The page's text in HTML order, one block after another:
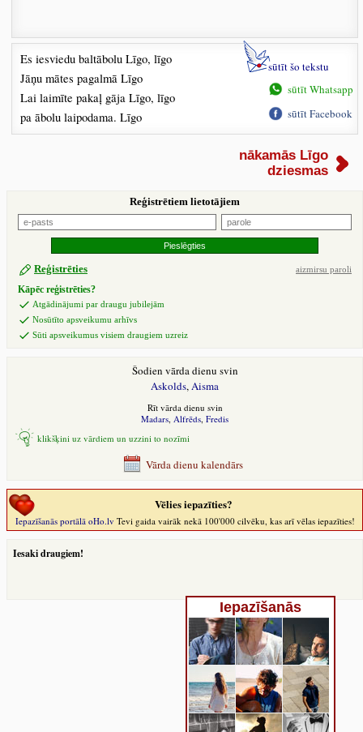
Es iesviedu baltābolu Līgo, līgo
Jāņu mātes pagalmā Līgo
Lai laimīte pakaļ gāja Līgo, līgo
pa ābolu laipodama. Līgo
sūtīt šo tekstu
sūtīt Whatsapp
sūtīt Facebook
nākamās Līgo
dziesmas
Reģistrētiem lietotājiem
Reģistrēties aizmirsu paroli
Kāpēc reģistrēties?
Atgādinājumi par draugu jubilejām
Nosūtīto apsveikumu arhīvs
Sūti apsveikumus visiem draugiem uzreiz
Šodien vārda dienu svin
Askolds,Aisma
Rīt vārda dienu svin
Madars, Alfrēds, Fredis
klikšķini uz vārdiem un uzzini to nozīmi
Vārda dienu kalendārs
Vēlies iepazīties?
Iepazīšanās portālā oHo.lv Tevi gaida vairāk nekā 100'000 cilvēku, kas arī vēlas iepazīties!
Iesaki draugiem!
Iepazīšanās